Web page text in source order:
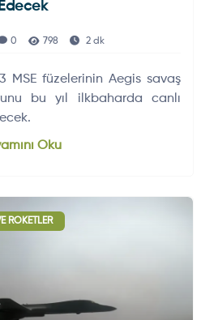
0 798 2 dk
MSE füzelerinin Aegis savaş
bu yıl ilkbaharda canlı
Oku
ROKETLER